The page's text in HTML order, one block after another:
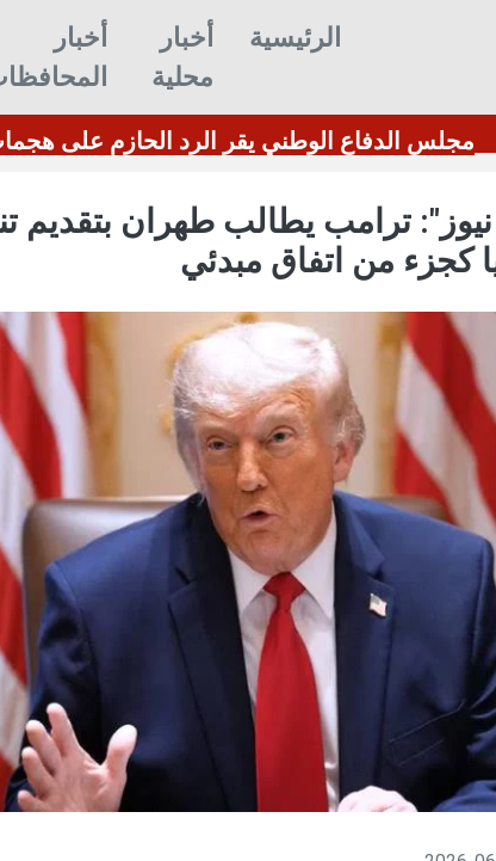
الرئيسية
أخبار
محلية
أخبار
بالصواريخ والطائرات المسيرة
ترامب يطالب طهران بتقديم
كجزء من اتفاق مبدئي